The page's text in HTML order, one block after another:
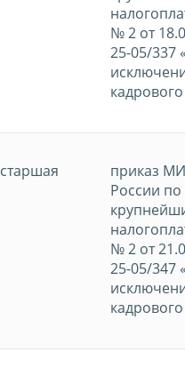
№ 2 от
25-05/337
старшая
приказ
России по
№ 2 от
25-05/347